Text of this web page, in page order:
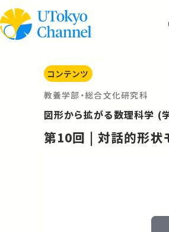
コンテンツ
教養学部・総合文化研究科
図形から拡がる数理科学 (
第10回 | 対話的形状